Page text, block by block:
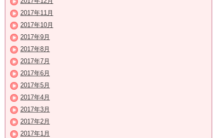
2017年11月
2017年10月
2017年9月
2017年8月
2017年7月
2017年6月
2017年5月
2017年4月
2017年3月
2017年2月
2017年1月